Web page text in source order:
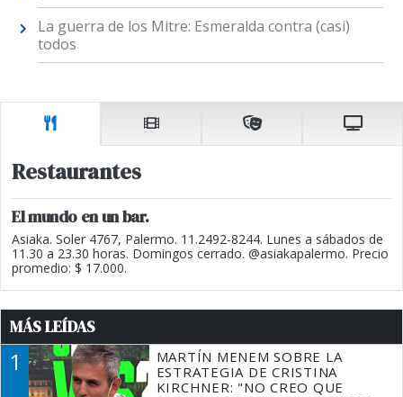
La guerra de los Mitre: Esmeralda contra (casi)
todos
Restaurantes
El mundo en un bar.
Asiaka. Soler 4767, Palermo. 11.2492-8244. Lunes a sábados de
11.30 a 23.30 horas. Domingos cerrado. @asiakapalermo. Precio
promedio: $ 17.000.
MÁS LEÍDAS
1
MARTÍN MENEM SOBRE LA
ESTRATEGIA DE CRISTINA
KIRCHNER: "NO CREO QUE